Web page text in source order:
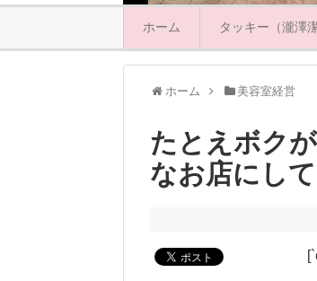
ホーム タッキー（瀧澤
ホーム 美容室経営
たとえボク
なお店にし